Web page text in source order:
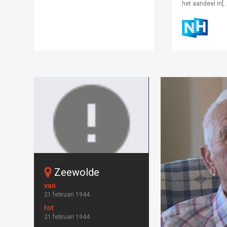
het aandeel
Oops!
Something
Zeewolde
21 februari 1944
21 februari 1944